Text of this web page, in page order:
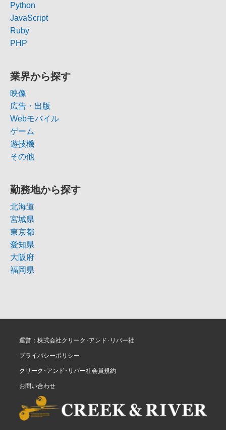
Python
JavaScript
Ruby
PHP
業界から探す
映像
広告・出版
Webモバイル
ゲーム
遊技機
その他
勤務地から探す
北海道
宮城県
東京都
愛知県
大阪府
福岡県
運営：株式会社クリーク･アンド･リバー社
プライバシーポリシー
クリーク･アンド･リバー社会員規約
お問い合わせ